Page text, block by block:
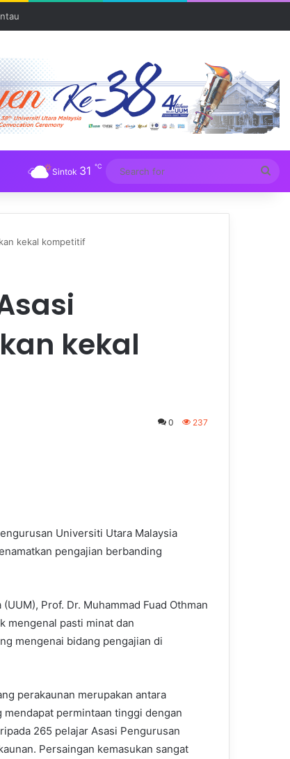
Sintok 31 ℃
for
kekal kompetitif
kekal
0 237
Universiti Utara Malaysia
pengajian berbanding
Prof. Dr. Muhammad Fuad Othman
mengenal pasti minat dan
mengenai bidang pengajian di
perakaunan merupakan antara
mendapat permintaan tinggi dengan
265 pelajar Asasi Pengurusan
Persaingan kemasukan sangat